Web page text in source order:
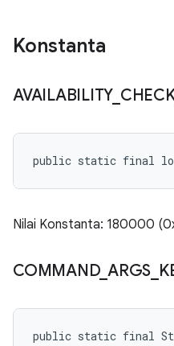
Konstanta
AVAILABILITY_
public static final long
Nilai Konstanta: 180000
COMMAND_ ARGS
public static final String